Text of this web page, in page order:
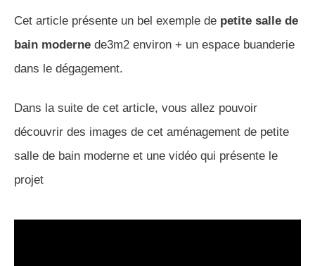
Cet article présente un bel exemple de petite salle de
bain moderne de3m2 environ + un espace buanderie
dans le dégagement.
Dans la suite de cet article, vous allez pouvoir
découvrir des images de cet aménagement de petite
salle de bain moderne et une vidéo qui présente le
projet